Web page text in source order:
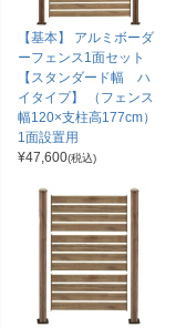
【基本】 アルミボーダ
ーフェンス1面セット
【スタンダード幅 ハ
イタイプ】 （フェンス
幅120×支柱高177cm）
1面設置用
¥47,600(税込)